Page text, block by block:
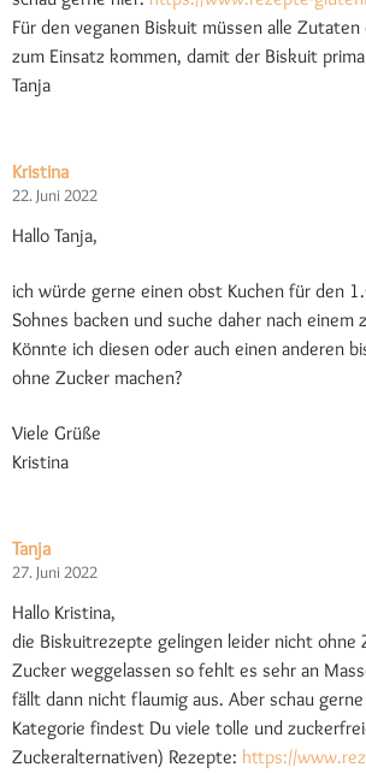
Für den veganen Biskuit müssen alle
zum Einsatz kommen, damit der Biskuit
Tanja
Kristina
22. Juni 2022
Hallo Tanja,
ich würde gerne einen obst Kuchen für den
Sohnes backen und suche daher nach einem
Könnte ich diesen oder auch einen anderen
ohne Zucker machen?
Viele Grüße
Kristina
Tanja
27. Juni 2022
Hallo Kristina,
die Biskuitrezepte gelingen leider nicht ohne
Zucker weggelassen so fehlt es sehr an
fällt dann nicht flaumig aus. Aber schau
Kategorie findest Du viele tolle und
Zuckeralternativen) Rezepte: https://